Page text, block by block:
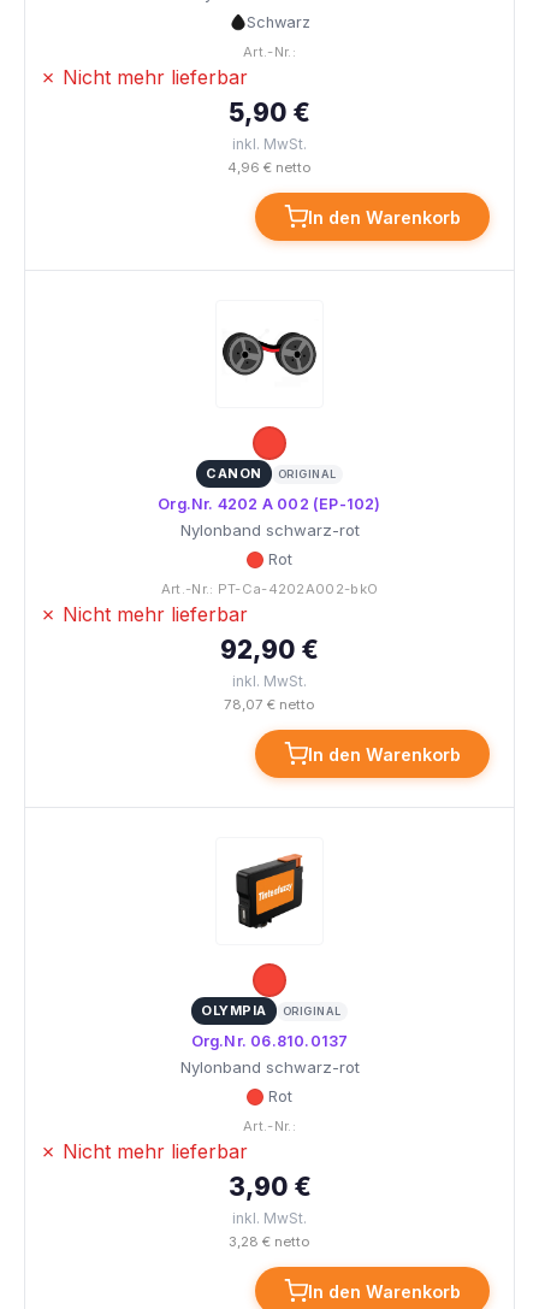
Schwarz
Art.-Nr.:
✗ Nicht mehr lieferbar
5,90 €
inkl. MwSt.
4,96 € netto
In den Warenkorb
CANON ORIGINAL
Org.Nr. 4202 A 002 (EP-102)
Nylonband schwarz-rot
Rot
Art.-Nr.: PT-Ca-4202A002-bkO
✗ Nicht mehr lieferbar
92,90 €
inkl. MwSt.
78,07 € netto
In den Warenkorb
OLYMPIA ORIGINAL
Org.Nr. 06.810.0137
Nylonband schwarz-rot
Rot
Art.-Nr.:
✗ Nicht mehr lieferbar
3,90 €
inkl. MwSt.
3,28 € netto
In den Warenkorb